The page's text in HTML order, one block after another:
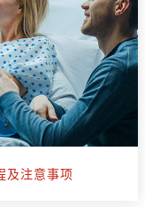
及注意事项